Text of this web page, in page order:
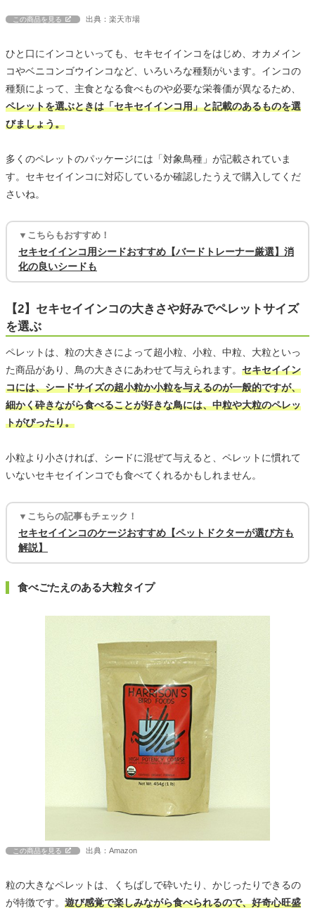
この商品を見る 出典：楽天市場
ひと口にインコといっても、セキセイインコをはじめ、オカメイン
コやベニコンゴウインコなど、いろいろな種類がいます。インコの
種類によって、主食となる食べものや必要な栄養価が異なるため、
ペレットを選ぶときは「セキセイインコ用」と記載のあるものを選
びましょう。
多くのペレットのパッケージには「対象鳥種」が記載されていま
す。セキセイインコに対応しているか確認したうえで購入してくだ
さいね。
▼こちらもおすすめ！
セキセイインコ用シードおすすめ【バードトレーナー厳選】消
化の良いシードも
【2】セキセイインコの大きさや好みでペレットサイズ
を選ぶ
ペレットは、粒の大きさによって超小粒、小粒、中粒、大粒といっ
た商品があり、鳥の大きさにあわせて与えられます。 セキセイイン
コには、シードサイズの超小粒か小粒を与えるのが一般的ですが、
細かく砕きながら食べることが好きな鳥には、中粒や大粒のペレッ
トがぴったり。
小粒より小さければ、シードに混ぜて与えると、ペレットに慣れて
いないセキセイインコでも食べてくれるかもしれません。
▼こちらの記事もチェック！
セキセイインコのケージおすすめ【ペットドクターが選び方も
解説】
食べごたえのある大粒タイプ
この商品を見る 出典：Amazon
粒の大きなペレットは、くちばしで砕いたり、かじったりできるの
が特徴です。 遊び感覚で楽しみながら食べられるので、好奇心旺盛